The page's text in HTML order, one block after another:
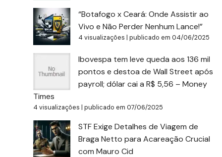
“Botafogo x Ceará: Onde Assistir ao
Vivo e Não Perder Nenhum Lance!”
4 visualizações |publicado em 04/06/2025
Ibovespa tem leve queda aos 136 mil
pontos e destoa de Wall Street após
payroll; dólar cai a R$ 5,56 – Money
Times
4 visualizações |publicado em 07/06/2025
STF Exige Detalhes de Viagem de
Braga Netto para Acareação Crucial
com Mauro Cid